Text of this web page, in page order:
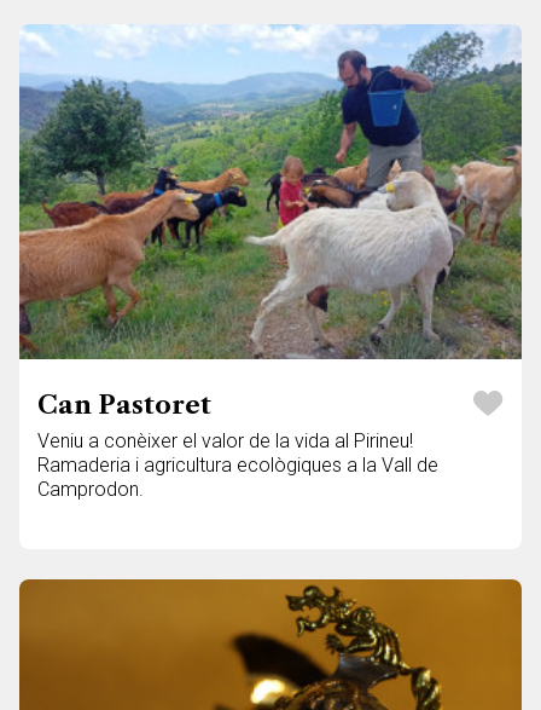
Can Pastoret
Veniu a conèixer el valor de la vida al Pirineu!
Ramaderia i agricultura ecològiques a la Vall de
Camprodon.